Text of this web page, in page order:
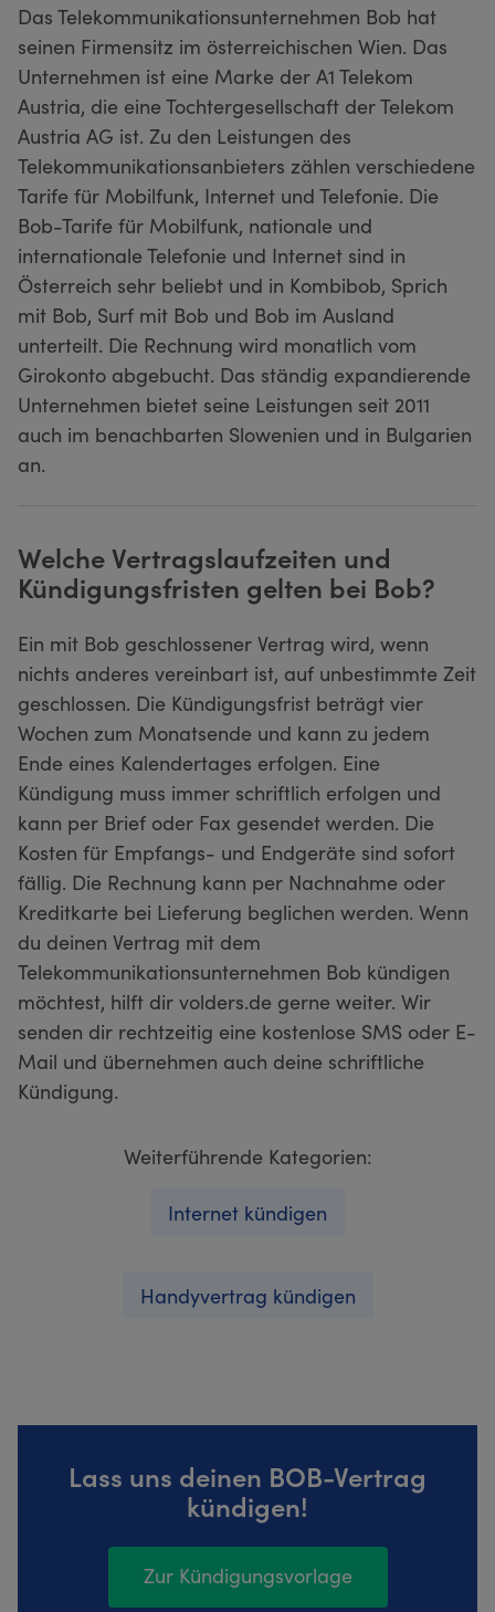
Das Telekommunikationsunternehmen Bob hat
seinen Firmensitz im österreichischen Wien. Das
Unternehmen ist eine Marke der A1 Telekom
Austria, die eine Tochtergesellschaft der Telekom
Austria AG ist. Zu den Leistungen des
Telekommunikationsanbieters zählen verschiedene
Tarife für Mobilfunk, Internet und Telefonie. Die
Bob-Tarife für Mobilfunk, nationale und
internationale Telefonie und Internet sind in
Österreich sehr beliebt und in Kombibob, Sprich
mit Bob, Surf mit Bob und Bob im Ausland
unterteilt. Die Rechnung wird monatlich vom
Girokonto abgebucht. Das ständig expandierende
Unternehmen bietet seine Leistungen seit 2011
auch im benachbarten Slowenien und in Bulgarien
an.
Welche Vertragslaufzeiten und
Kündigungsfristen gelten bei Bob?
Ein mit Bob geschlossener Vertrag wird, wenn
nichts anderes vereinbart ist, auf unbestimmte Zeit
geschlossen. Die Kündigungsfrist beträgt vier
Wochen zum Monatsende und kann zu jedem
Ende eines Kalendertages erfolgen. Eine
Kündigung muss immer schriftlich erfolgen und
kann per Brief oder Fax gesendet werden. Die
Kosten für Empfangs- und Endgeräte sind sofort
fällig. Die Rechnung kann per Nachnahme oder
Kreditkarte bei Lieferung beglichen werden. Wenn
du deinen Vertrag mit dem
Telekommunikationsunternehmen Bob kündigen
möchtest, hilft dir volders.de gerne weiter. Wir
senden dir rechtzeitig eine kostenlose SMS oder E-
Mail und übernehmen auch deine schriftliche
Kündigung.
Weiterführende Kategorien:
Internet kündigen
Handyvertrag kündigen
Lass uns deinen BOB-Vertrag
kündigen!
Zur Kündigungsvorlage